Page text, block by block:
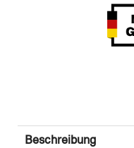
Beschreibung